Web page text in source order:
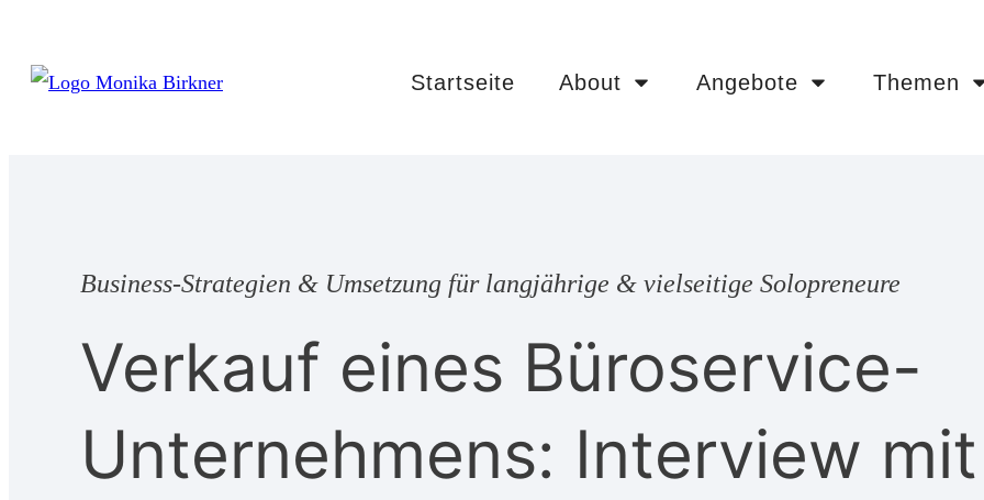
Startseite About Angebote Themen
Business-Strategien & Umsetzung für langjährige & vielseitige Solopreneure
Verkauf eines Büroservice-
Unternehmens: Interview mit